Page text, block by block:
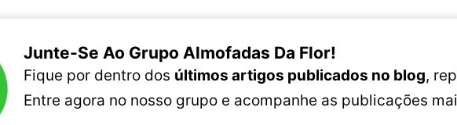
Junte-Se Ao Grupo Almofadas Da Flor!
Fique por dentro dos últimos artigos publicados no blog,
Entre agora no nosso grupo e acompanhe as publicações